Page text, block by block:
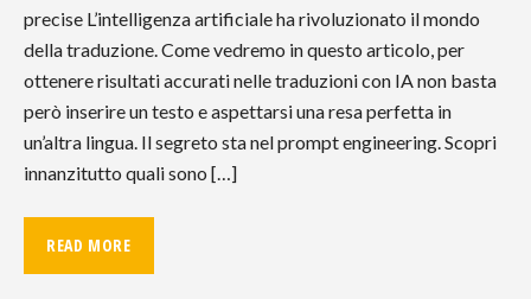
precise L’intelligenza artificiale ha rivoluzionato il mondo
della traduzione. Come vedremo in questo articolo, per
ottenere risultati accurati nelle traduzioni con IA non basta
però inserire un testo e aspettarsi una resa perfetta in
un’altra lingua. Il segreto sta nel prompt engineering. Scopri
innanzitutto quali sono […]
READ MORE